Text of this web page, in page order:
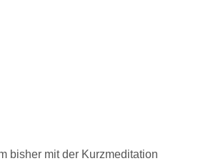
bisher mit der Kurzmeditation